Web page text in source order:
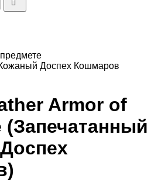
Доспех Кошмаров
Armor of
(Запечатанный